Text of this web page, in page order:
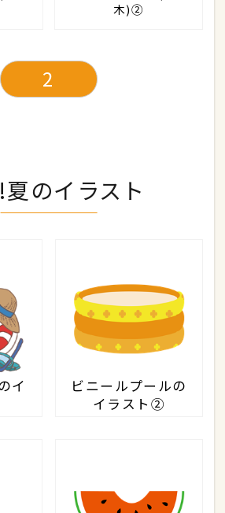
木)②
2
のイラスト
イ
ビニールプールの
イラスト②